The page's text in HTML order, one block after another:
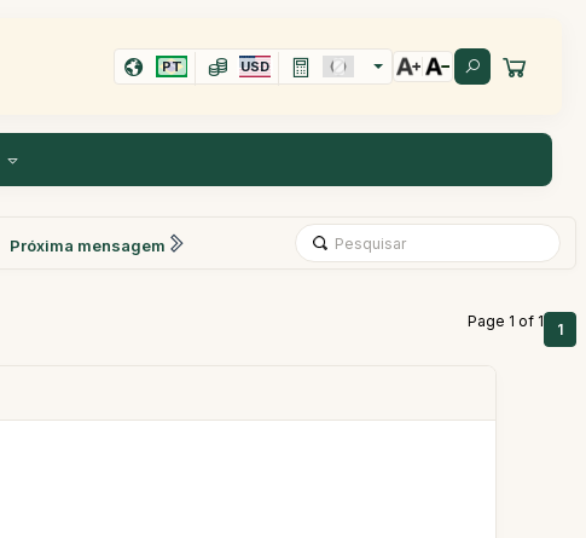
PT USD
Próxima mensagem
Page 1 of 1 1